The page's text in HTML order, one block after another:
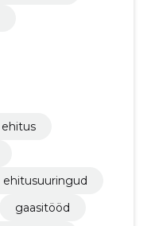
ehitus
ehitusuuringud
gaasitööd